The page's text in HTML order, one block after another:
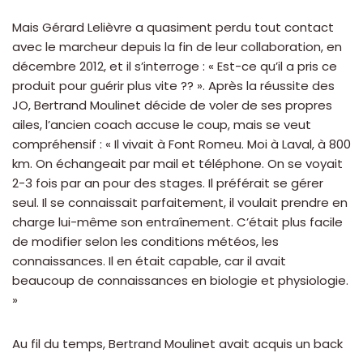
Mais Gérard Lelièvre a quasiment perdu tout contact
avec le marcheur depuis la fin de leur collaboration, en
décembre 2012, et il s’interroge : « Est-ce qu’il a pris ce
produit pour guérir plus vite ?? ». Après la réussite des
JO, Bertrand Moulinet décide de voler de ses propres
ailes, l’ancien coach accuse le coup, mais se veut
compréhensif : « Il vivait à Font Romeu. Moi à Laval, à 800
km. On échangeait par mail et téléphone. On se voyait
2-3 fois par an pour des stages. Il préférait se gérer
seul. Il se connaissait parfaitement, il voulait prendre en
charge lui-même son entraînement. C’était plus facile
de modifier selon les conditions météos, les
connaissances. Il en était capable, car il avait
beaucoup de connaissances en biologie et physiologie.
»
Au fil du temps, Bertrand Moulinet avait acquis un back